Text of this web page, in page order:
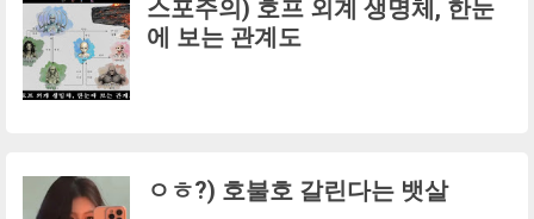
스포주의) 호프 외계 생명체, 한눈
에 보는 관계도
ㅇㅎ?) 호불호 갈린다는 뱃살